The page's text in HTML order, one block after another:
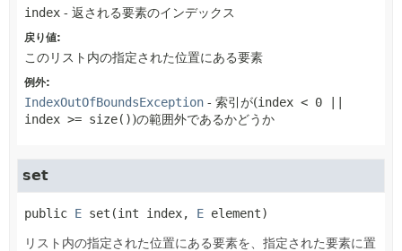
index - 返される要素のインデックス
戻り値:
このリスト内の指定された位置にある要素
例外:
IndexOutOfBoundsException - 索引が(index < 0 ||
index >= size())の範囲外であるかどうか
set
public E set (int index, E element)
リスト内の指定された位置にある要素を、指定された要素に置